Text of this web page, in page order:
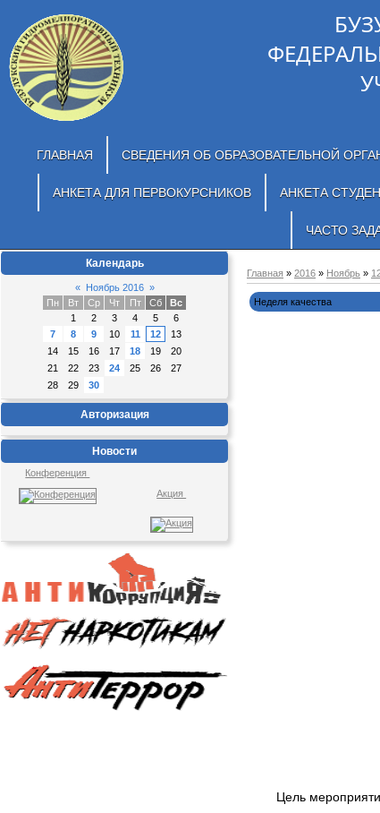
ГЛАВНАЯ СВЕДЕНИЯ ОБ ОБРАЗОВАТЕЛЬНОЙ
АНКЕТА ДЛЯ ПЕРВОКУРСНИКОВ АНКЕТА
ЧАСТО
Календарь
« Ноябрь 2016 »
Пн
Вт Ср Чт Пт Сб
Вс
1
2 3 4 5
6
7
8 9 10 11 12
13
14
15 16 17 18 19
20
21
22 23 24 25 26
27
28
29 30
Авторизация
Новости
Конференция
Акция
Главная » 2016 » Ноябрь »
Неделя качества
Цель